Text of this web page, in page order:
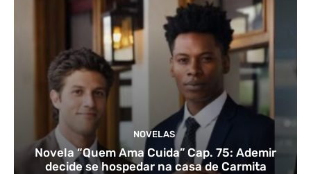
NOVELAS
Novela “Quem Ama Cuida” Cap. 75: Ademir
decide se hospedar na casa de Carmita